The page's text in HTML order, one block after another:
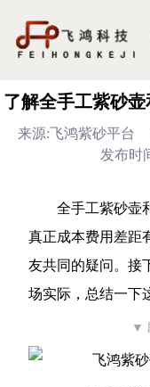
了解全手工紫砂
来源:飞鸿紫砂平台
发布时
全手工紫砂壶
真正成本费用差距
友共同的疑问。接
场实际，总结一下
▼